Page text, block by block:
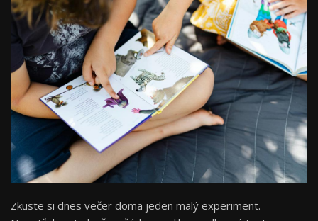
Zkuste si dnes večer doma jeden malý experiment.